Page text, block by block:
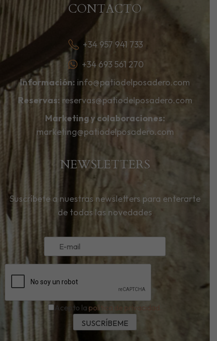
CONTACTO
+34 957 941 733
+34 693 561 270
Información: info@patiodelposadero.com
Reservas: reservas@patiodelposadero.com
Marketing y colaboraciones:
marketing@patiodelposadero.com
NEWSLETTERS
Suscríbete a nuestras newsletters para enterarte
de todas las novedades
Acepto la política de privacidad.